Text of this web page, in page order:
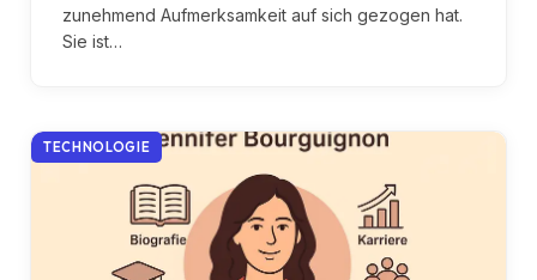
zunehmend Aufmerksamkeit auf sich gezogen hat.
Sie ist…
TECHNOLOGIE